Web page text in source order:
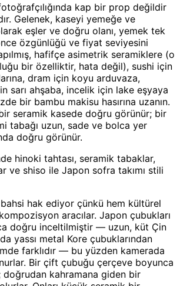
kap bir prop değildir
Gelenek, kaseyi yemeğe ve
eşler ve doğru olanı, yemek tek
özgünlüğü ve fiyat seviyesini
hafifçe asimetrik seramiklere (o
bir özelliktir, hata değil), sushi için
dram için koyu arduvaza,
sarı ahşaba, incelik için lake eşyaya
bir bambu makisu hasırına uzanın.
seramik kasede doğru görünür; bir
tabağı uzun, sade ve bolca yer
doğru görünür.
hinoki tahtası, seramik tabaklar,
ve shiso ile Japon sofra takımı stili
hak ediyor çünkü hem kültürel
aracılar. Japon çubukları
doğru inceltilmiştir — uzun, küt Çin
yassı metal Kore çubuklarından
farklıdır — bu yüzden kamerada
Bir çift çubuğu çerçeve boyunca
kahramana giden bir